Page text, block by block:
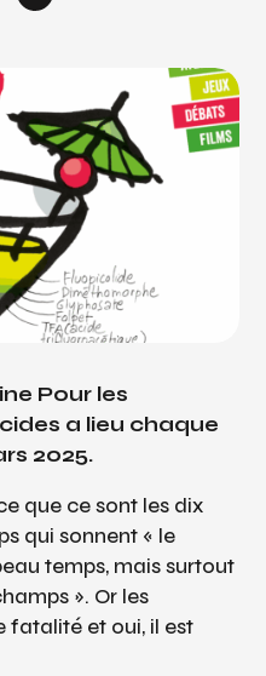
Pour les
a lieu chaque
2025.
que ce sont les dix
qui sonnent « le
temps, mais surtout
». Or les
fatalité et oui, il est